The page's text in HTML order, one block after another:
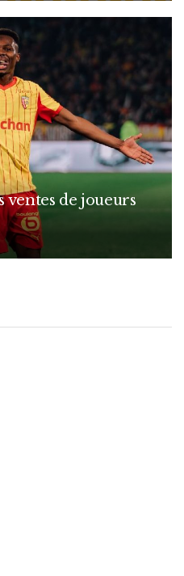
ventes de joueurs